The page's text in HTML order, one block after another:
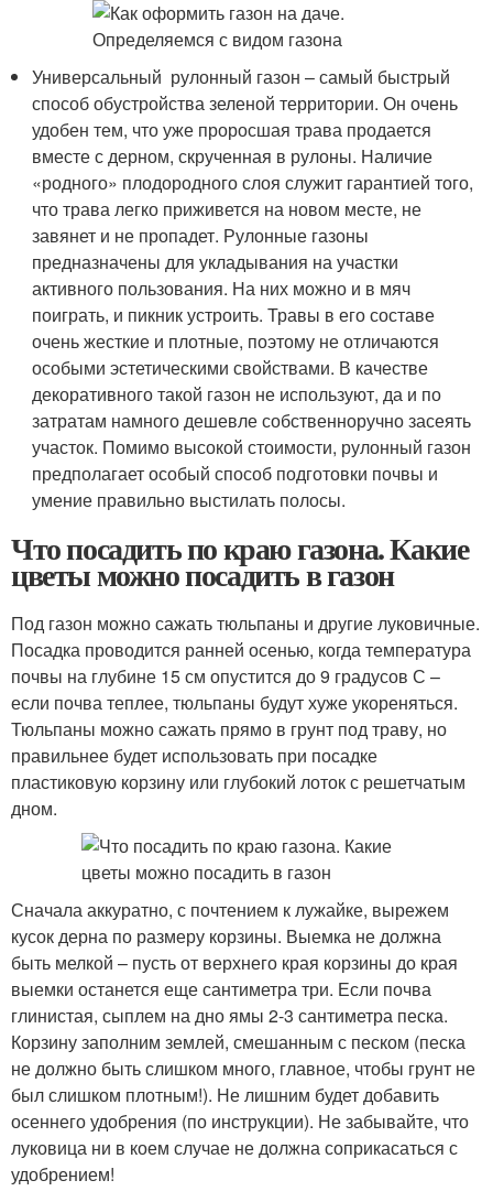
Универсальный рулонный газон – самый быстрый
способ обустройства зеленой территории. Он очень
удобен тем, что уже проросшая трава продается
вместе с дерном, скрученная в рулоны. Наличие
«родного» плодородного слоя служит гарантией того,
что трава легко приживется на новом месте, не
завянет и не пропадет. Рулонные газоны
предназначены для укладывания на участки
активного пользования. На них можно и в мяч
поиграть, и пикник устроить. Травы в его составе
очень жесткие и плотные, поэтому не отличаются
особыми эстетическими свойствами. В качестве
декоративного такой газон не используют, да и по
затратам намного дешевле собственноручно засеять
участок. Помимо высокой стоимости, рулонный газон
предполагает особый способ подготовки почвы и
умение правильно выстилать полосы.
Что посадить по краю газона. Какие
цветы можно посадить в газон
Под газон можно сажать тюльпаны и другие луковичные.
Посадка проводится ранней осенью, когда температура
почвы на глубине 15 см опустится до 9 градусов С –
если почва теплее, тюльпаны будут хуже укореняться.
Тюльпаны можно сажать прямо в грунт под траву, но
правильнее будет использовать при посадке
пластиковую корзину или глубокий лоток с решетчатым
дном.
Сначала аккуратно, с почтением к лужайке, вырежем
кусок дерна по размеру корзины. Выемка не должна
быть мелкой – пусть от верхнего края корзины до края
выемки останется еще сантиметра три. Если почва
глинистая, сыплем на дно ямы 2-3 сантиметра песка.
Корзину заполним землей, смешанным с песком (песка
не должно быть слишком много, главное, чтобы грунт не
был слишком плотным!). Не лишним будет добавить
осеннего удобрения (по инструкции). Не забывайте, что
луковица ни в коем случае не должна соприкасаться с
удобрением!